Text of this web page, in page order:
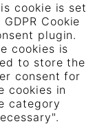
cookie is set
GDPR Cookie
plugin.
cookies is
to store the
consent for
cookies in
category